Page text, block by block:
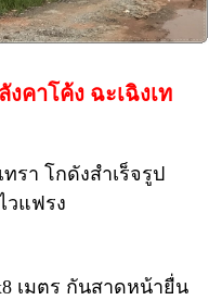
งคาโค้ง ฉะเฉิงเท
รา โกดังสำเร็จรูป
วแฟรง
เมตร กันสาดหน้ายื่น